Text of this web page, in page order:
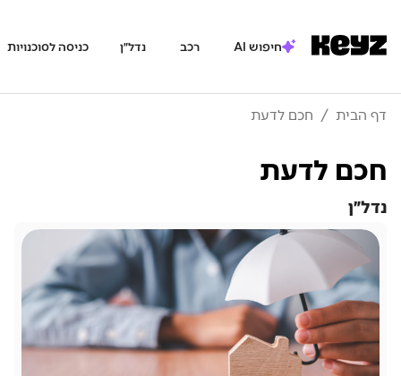
חיפוש AI רכב נדל״ן כניסה לסוכנויות
דף הבית / חכם לדעת
חכם לדעת
נדל״ן